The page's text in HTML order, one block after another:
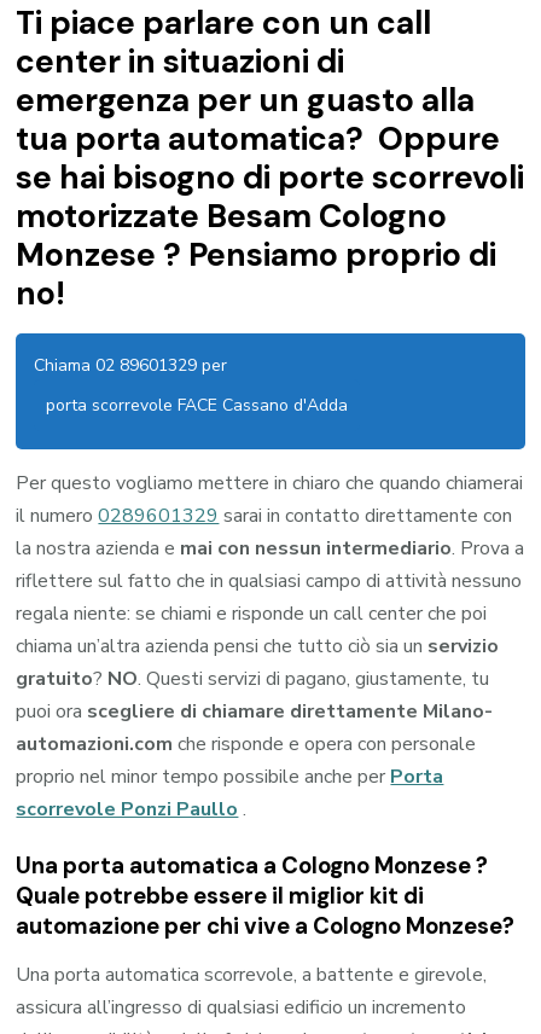
Ti piace parlare con un call
center in situazioni di
emergenza per un guasto alla
tua porta automatica? Oppure
se hai bisogno di porte scorrevoli
motorizzate Besam Cologno
Monzese ? Pensiamo proprio di
no!
Chiama 02 89601329 per
porta scorrevole FACE Cassano d'Adda
Per questo vogliamo mettere in chiaro che quando chiamerai
il numero0289601329sarai in contatto direttamente con
la nostra azienda e mai con nessun intermediario. Prova a
riflettere sul fatto che in qualsiasi campo di attività nessuno
regala niente: se chiami e risponde un call center che poi
chiama un’altra azienda pensi che tutto ciò sia un servizio
gratuito? NO. Questi servizi di pagano, giustamente, tu
puoi ora scegliere di chiamare direttamente Milano-
automazioni.com che risponde e opera con personale
proprio nel minor tempo possibile anche perPorta
scorrevole Ponzi Paullo.
Una porta automatica a Cologno Monzese ?
Quale potrebbe essere il miglior kit di
automazione per chi vive a Cologno Monzese?
Una porta automatica scorrevole, a battente e girevole,
assicura all’ingresso di qualsiasi edificio un incremento